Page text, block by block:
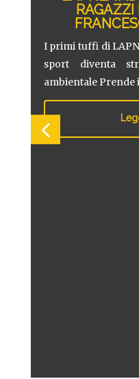
RAGAZZI
I primi tuffi di
sport diventa
ambientale Prende